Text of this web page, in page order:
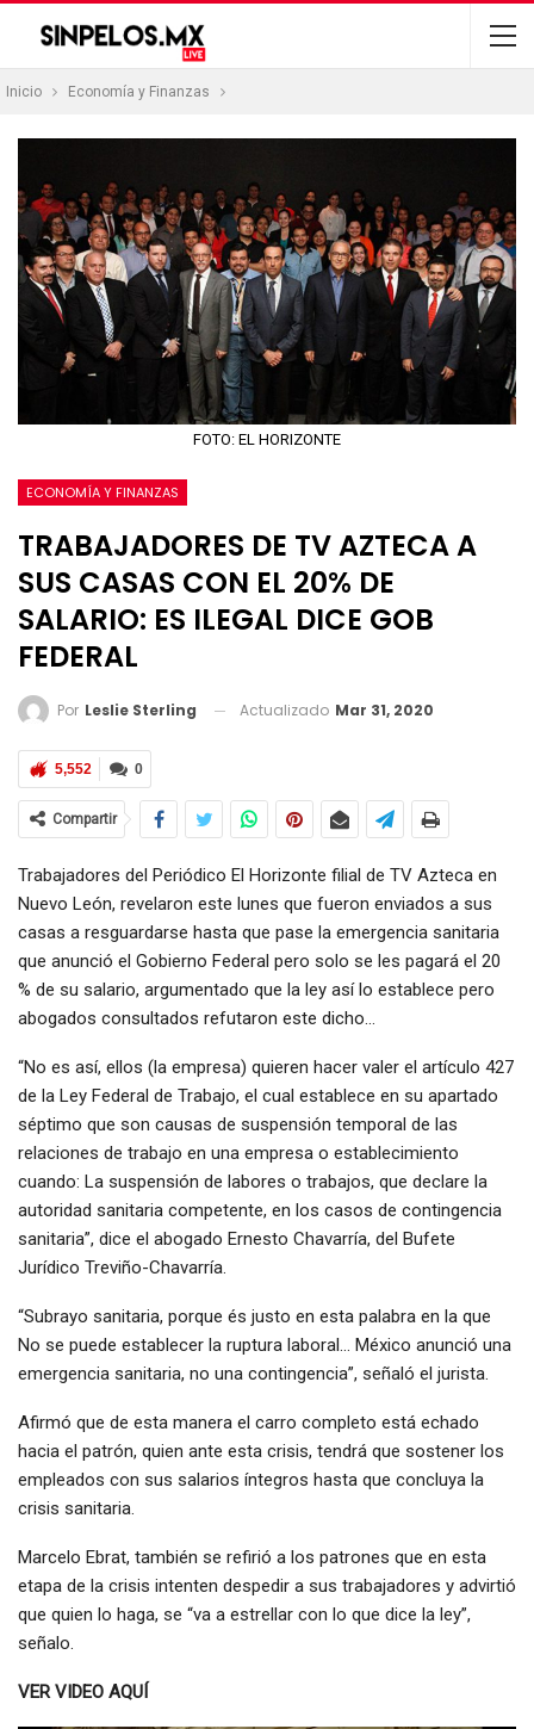
Inicio Economía y Finanzas
FOTO: EL HORIZONTE
ECONOMÍA Y FINANZAS
TRABAJADORES DE TV AZTECA A
SUS CASAS CON EL 20% DE
SALARIO: ES ILEGAL DICE GOB
FEDERAL
Por Leslie Sterling Actualizado Mar 31, 2020
0
5,552
Compartir
Trabajadores del Periódico El Horizonte filial de TV Azteca en
Nuevo León, revelaron este lunes que fueron enviados a sus
casas a resguardarse hasta que pase la emergencia sanitaria
que anunció el Gobierno Federal pero solo se les pagará el 20
% de su salario, argumentado que la ley así lo establece pero
abogados consultados refutaron este dicho…
“No es así, ellos (la empresa) quieren hacer valer el artículo 427
de la Ley Federal de Trabajo, el cual establece en su apartado
séptimo que son causas de suspensión temporal de las
relaciones de trabajo en una empresa o establecimiento
cuando: La suspensión de labores o trabajos, que declare la
autoridad sanitaria competente, en los casos de contingencia
sanitaria”, dice el abogado Ernesto Chavarría, del Bufete
Jurídico Treviño-Chavarría.
“Subrayo sanitaria, porque és justo en esta palabra en la que
No se puede establecer la ruptura laboral… México anunció una
emergencia sanitaria, no una contingencia”, señaló el jurista.
Afirmó que de esta manera el carro completo está echado
hacia el patrón, quien ante esta crisis, tendrá que sostener los
empleados con sus salarios íntegros hasta que concluya la
crisis sanitaria.
Marcelo Ebrat, también se refirió a los patrones que en esta
etapa de la crisis intenten despedir a sus trabajadores y advirtió
que quien lo haga, se “va a estrellar con lo que dice la ley”,
señalo.
VER VIDEO AQUÍ